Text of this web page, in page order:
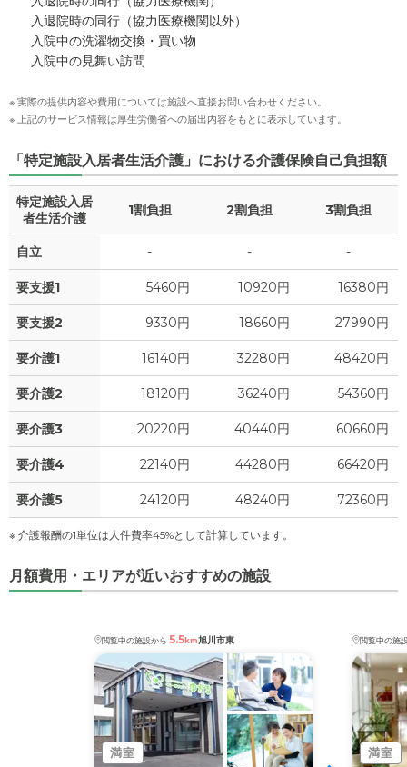
入退院時の同行（協力医療機関以外）
入院中の洗濯物交換・買い物
入院中の見舞い訪問
※ 実際の提供内容や費用については施設へ直接お問い合わせください。
※ 上記のサービス情報は厚生労働省への届出内容をもとに表示しています。
「特定施設入居者生活介護」における介護保険自己負担額
特定施設入居
者生活介護
1割負担 2割負担 3割負担
自立 - - -
要支援1 5460円 10920円 16380円
要支援2 9330円 18660円 27990円
要介護1 16140円 32280円 48420円
要介護2 18120円 36240円 54360円
要介護3 20220円 40440円 60660円
要介護4 22140円 44280円 66420円
要介護5 24120円 48240円 72360円
※ 介護報酬の1単位は人件費率45%として計算しています。
月額費用・エリアが近いおすすめの施設
閲覧中の施設から 5.5km旭川市東
満室
閲覧中の施
満室